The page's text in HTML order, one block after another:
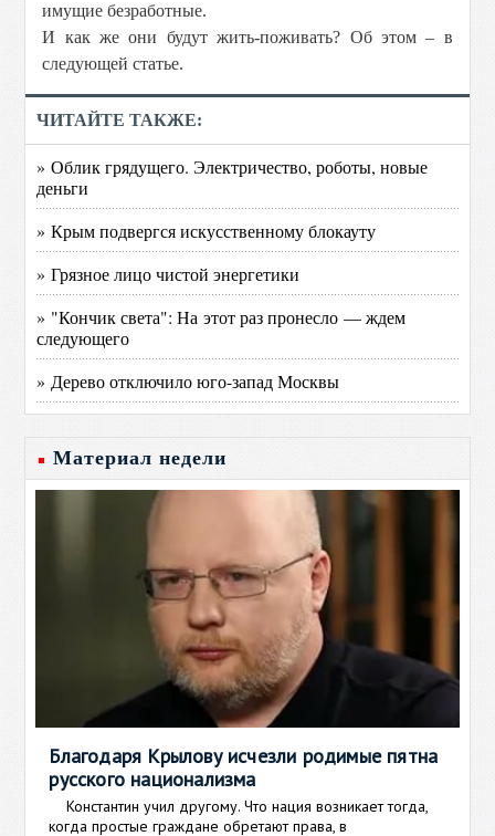
имущие безработные.
И как же они будут жить-поживать? Об этом – в
следующей статье.
ЧИТАЙТЕ ТАКЖЕ:
» Облик грядущего. Электричество, роботы, новые
деньги
» Крым подвергся искусственному блокауту
» Грязное лицо чистой энергетики
» "Кончик света": На этот раз пронесло — ждем
следующего
» Дерево отключило юго-запад Москвы
Материал недели
Благодаря Крылову исчезли родимые пятна
русского национализма
Константин учил другому. Что нация возникает тогда,
когда простые граждане обретают права, в